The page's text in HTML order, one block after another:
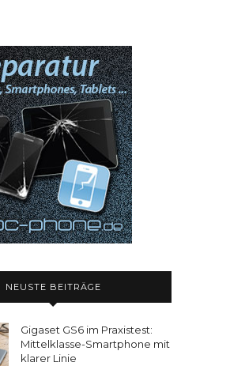
NEUSTE BEITRÄGE
Gigaset GS6 im Praxistest:
Mittelklasse-Smartphone mit
klarer Linie